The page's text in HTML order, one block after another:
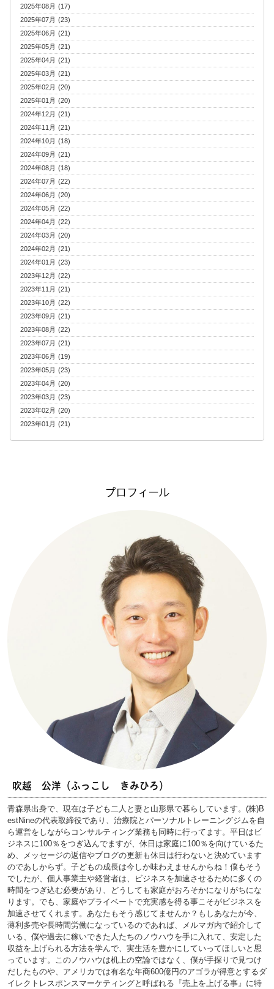
2025年08月 (17)
2025年07月 (23)
2025年06月 (21)
2025年05月 (21)
2025年04月 (21)
2025年03月 (21)
2025年02月 (20)
2025年01月 (20)
2024年12月 (21)
2024年11月 (21)
2024年10月 (18)
2024年09月 (21)
2024年08月 (18)
2024年07月 (22)
2024年06月 (20)
2024年05月 (22)
2024年04月 (22)
2024年03月 (20)
2024年02月 (21)
2024年01月 (23)
2023年12月 (22)
2023年11月 (21)
2023年10月 (22)
2023年09月 (21)
2023年08月 (22)
2023年07月 (21)
2023年06月 (19)
2023年05月 (23)
2023年04月 (20)
2023年03月 (23)
2023年02月 (20)
2023年01月 (21)
プロフィール
吹越 公洋（ふっこし きみひろ）
青森県出身で、現在は子ども二人と妻と山形県で暮らしています。(株)B
estNineの代表取締役であり、治療院とパーソナルトレーニングジムを自
ら運営をしながらコンサルティング業務も同時に行ってます。平日はビ
ジネスに100％をつぎ込んでますが、休日は家庭に100％を向けているた
め、メッセージの返信やブログの更新も休日は行わないと決めています
のであしからず。子どもの成長は今しか味わえませんからね！僕もそう
でしたが、個人事業主や経営者は、ビジネスを加速させるために多くの
時間をつぎ込む必要があり、どうしても家庭がおろそかになりがちにな
ります。でも、家庭やプライベートで充実感を得る事こそがビジネスを
加速させてくれます。あなたもそう感じてませんか？もしあなたが今、
薄利多売や長時間労働になっているのであれば、メルマガ内で紹介して
いる、僕や過去に稼いできた人たちのノウハウを手に入れて、安定した
収益を上げられる方法を学んで、実生活を豊かにしていってほしいと思
っています。このノウハウは机上の空論ではなく、僕が手探りで見つけ
だしたものや、アメリカでは有名な年商600億円のアゴラが得意とするダ
イレクトレスポンスマーケティングと呼ばれる『売上を上げる事』に特